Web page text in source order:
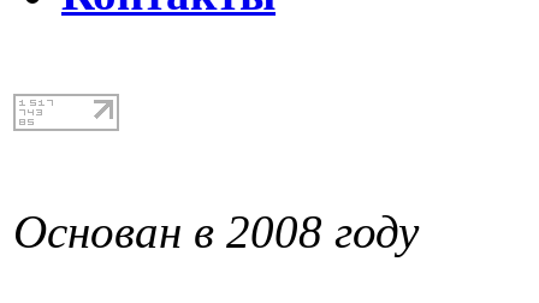
Основан в 2008 году